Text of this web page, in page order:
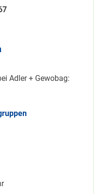
Adler + Gewobag: